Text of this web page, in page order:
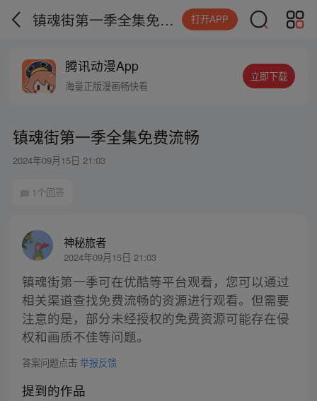
镇魂街第一季全集免费流畅 打开APP
腾讯动漫App
海量正版漫画畅快看
立即下载
镇魂街第一季全集免费流畅
2024年09月15日 21:03
1个回答
神秘旅者
2024年09月15日 21:03
镇魂街第一季可在优酷等平台观看，您可以通过
相关渠道查找免费流畅的资源进行观看。但需要
注意的是，部分未经授权的免费资源可能存在侵
权和画质不佳等问题。
答案问题点击 举报反馈
提到的作品